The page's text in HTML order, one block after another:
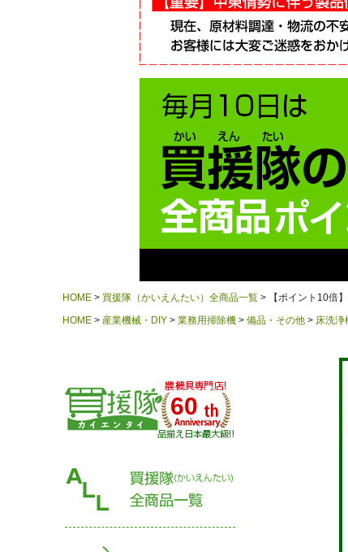
HOME 買援隊（かいえんたい）全商品一覧
【ポイント10倍
HOME
産業機械・DIY 業務用掃除機 備品・その他 床洗浄
60